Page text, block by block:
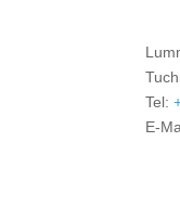
Tel:
E-